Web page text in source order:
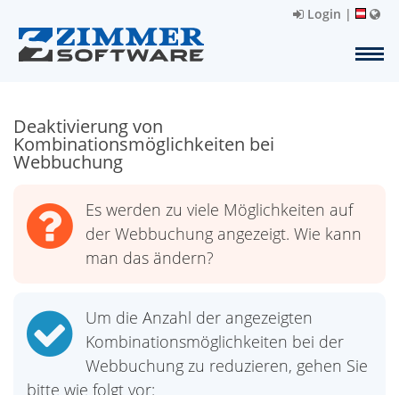
Login |
Deaktivierung von
Kombinationsmöglichkeiten bei
Webbuchung
Es werden zu viele Möglichkeiten auf
der Webbuchung angezeigt. Wie kann
man das ändern?
Um die Anzahl der angezeigten
Kombinationsmöglichkeiten bei der
Webbuchung zu reduzieren, gehen Sie
bitte wie folgt vor: